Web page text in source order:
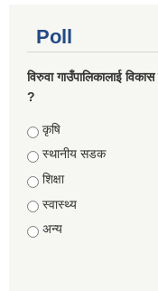
Poll
विरुवा गाउँपालिकालाई
?
Choices
कृषि
स्थानीय सडक
शिक्षा
स्वास्थ्य
अन्य